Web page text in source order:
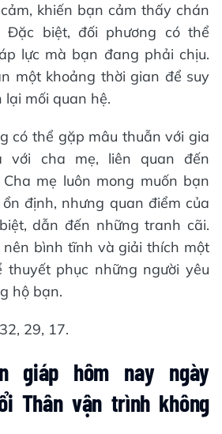
khiến bạn cảm thấy chán
Đặc biệt, đối phương có thể
lực mà bạn đang phải chịu.
một khoảng thời gian để suy
mối quan hệ.
có thể gặp mâu thuẫn với gia
với cha mẹ, liên quan đến
mẹ luôn mong muốn bạn
định, nhưng quan điểm của
dẫn đến những tranh cãi.
nên bình tĩnh và giải thích một
thuyết phục những người yêu
hộ bạn.
29, 17.
giáp hôm nay ngày
Thân vận trình không